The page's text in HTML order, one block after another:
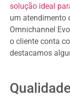
solução ideal
um atendimento
Omnichannel
o cliente conta
destacamos